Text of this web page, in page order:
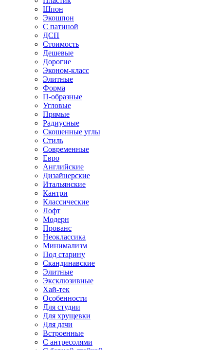
Шпон
Экошпон
С патиной
ДСП
Стоимость
Дешевые
Дорогие
Эконом-класс
Элитные
Форма
П-образные
Угловые
Прямые
Радиусные
Скошенные углы
Стиль
Современные
Евро
Английские
Дизайнерские
Итальянские
Кантри
Классические
Лофт
Модерн
Прованс
Неоклассика
Минимализм
Под старину
Скандинавские
Элитные
Эксклюзивные
Хай-тек
Особенности
Для студии
Для хрущевки
Для дачи
Встроенные
С антресолями